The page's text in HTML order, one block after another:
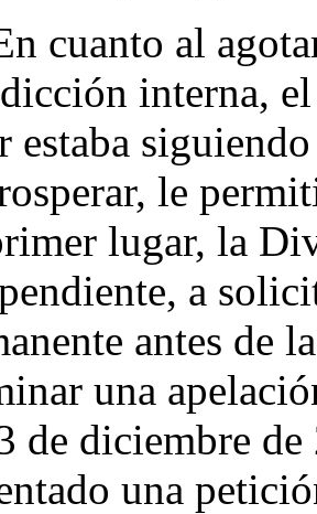
cuanto al
interna,
estaba
le
lugar, la
a
antes de
una
de diciembre
una